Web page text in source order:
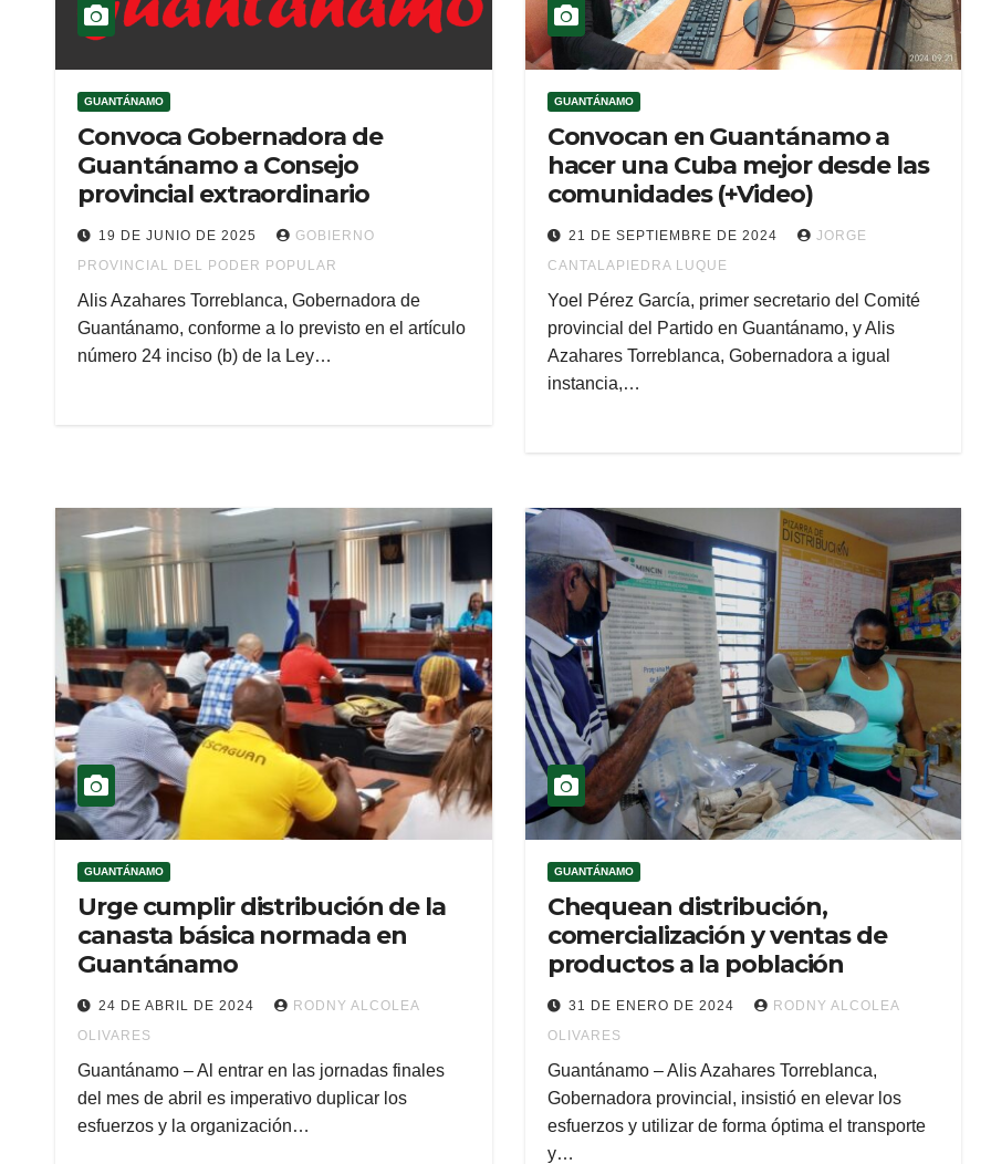
GUANTÁNAMO
Convoca Gobernadora de
Guantánamo a Consejo
provincial extraordinario
19 DE JUNIO DE 2025
GOBIERNO
PROVINCIAL DEL PODER POPULAR
Alis Azahares Torreblanca, Gobernadora de
Guantánamo, conforme a lo previsto en el artículo
número 24 inciso (b) de la Ley…
GUANTÁNAMO
Convocan en Guantánamo a
hacer una Cuba mejor desde las
comunidades (+Video)
21 DE SEPTIEMBRE DE 2024
JORGE
CANTALAPIEDRA LUQUE
Yoel Pérez García, primer secretario del Comité
provincial del Partido en Guantánamo, y Alis
Azahares Torreblanca, Gobernadora a igual
instancia,…
GUANTÁNAMO
Urge cumplir distribución de la
canasta básica normada en
Guantánamo
24 DE ABRIL DE 2024
RODNY ALCOLEA
OLIVARES
Guantánamo – Al entrar en las jornadas finales
del mes de abril es imperativo duplicar los
esfuerzos y la organización…
GUANTÁNAMO
Chequean distribución,
comercialización y ventas de
productos a la población
31 DE ENERO DE 2024
RODNY ALCOLEA
OLIVARES
Guantánamo – Alis Azahares Torreblanca,
Gobernadora provincial, insistió en elevar los
esfuerzos y utilizar de forma óptima el transporte
y…